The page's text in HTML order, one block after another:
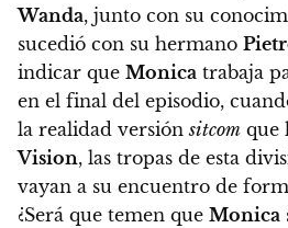
Wanda, junto con su
sucedió con su hermano
indicar que Monica trabaja
en el final del episodio,
la realidad versiónsitcom que
Vision, las tropas de esta
vayan a su encuentro de
¿Será que temen que Monica